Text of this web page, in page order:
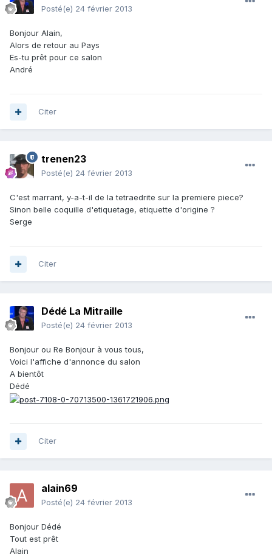
Posté(e) 24 février 2013
Bonjour Alain,
Alors de retour au Pays
Es-tu prêt pour ce salon
André
Citer
trenen23
Posté(e) 24 février 2013
C'est marrant, y-a-t-il de la tetraedrite sur la premiere piece?
Sinon belle coquille d'etiquetage, etiquette d'origine ?
Serge
Citer
Dédé La Mitraille
Posté(e) 24 février 2013
Bonjour ou Re Bonjour à vous tous,
Voici l'affiche d'annonce du salon
A bientôt
Dédé
Citer
alain69
Posté(e) 24 février 2013
Bonjour Dédé
Tout est prêt
Alain